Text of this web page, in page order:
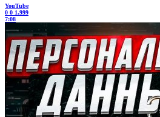
YouTube
0 0 1.999
7:08